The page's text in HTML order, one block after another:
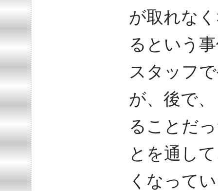
が取れな
るという
スタッフ
が、後で
ることだ
とを通し
くなって